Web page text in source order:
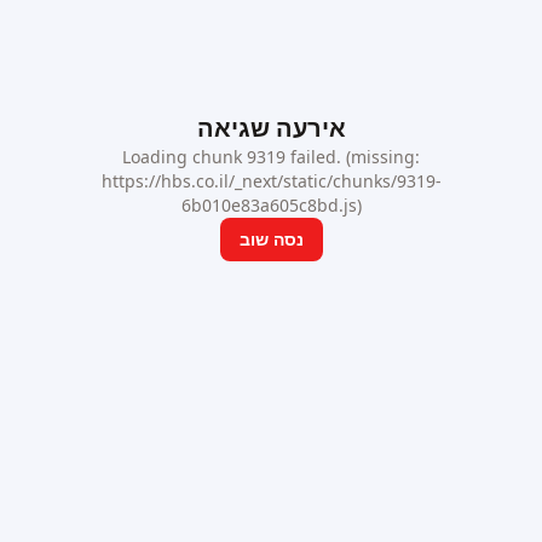
אירעה שגיאה
Loading chunk 9319 failed. (missing:
https://hbs.co.il/_next/static/chunks/9319-
6b010e83a605c8bd.js)